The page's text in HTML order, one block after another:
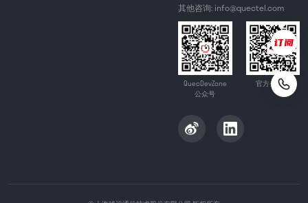
其他咨询: info@quectel.com
QuecDevZone
公众号
官方公众号